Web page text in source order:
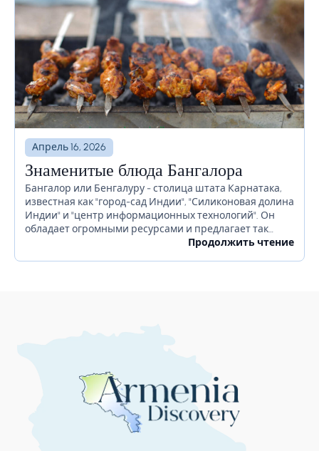
Апрель 16, 2026
Знаменитые блюда Бангалора
Бангалор или Бенгалуру - столица штата Карнатака,
известная как "город-сад Индии", "Силиконовая долина
Индии" и "центр информационных технологий". Он
обладает огромными ресурсами и предлагает так
много для своих жителей. Бангалор славится
Продолжить чтение